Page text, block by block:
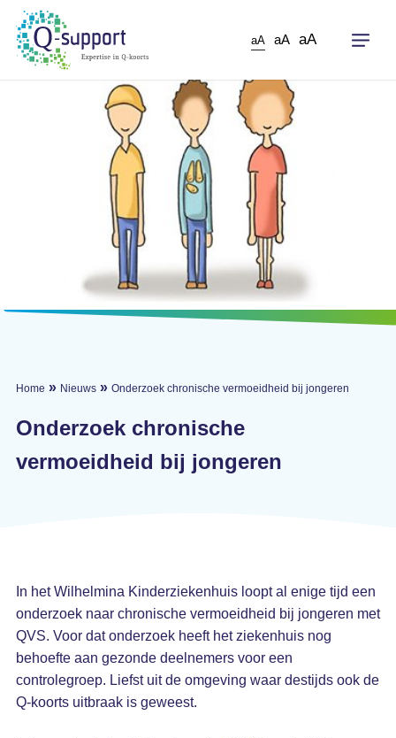
Skip
main
aA aA aA
Home » Nieuws» Onderzoek chronische vermoeidheid bij jongeren
Onderzoek chronische
vermoeidheid bij jongeren
In het Wilhelmina Kinderziekenhuis loopt al enige tijd een
onderzoek naar chronische vermoeidheid bij jongeren met
QVS. Voor dat onderzoek heeft het ziekenhuis nog
behoefte aan gezonde deelnemers voor een
controlegroep. Liefst uit de omgeving waar destijds ook de
Q-koorts uitbraak is geweest.